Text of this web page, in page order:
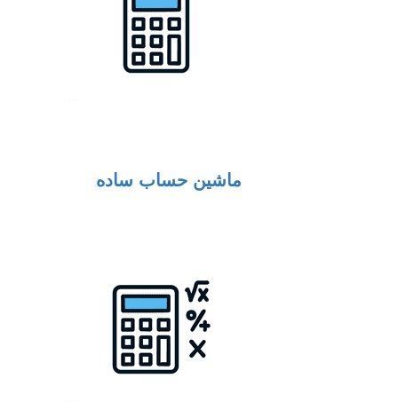
ماشین حساب ساده